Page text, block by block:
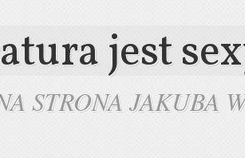
jest
STRONA JAKUBA